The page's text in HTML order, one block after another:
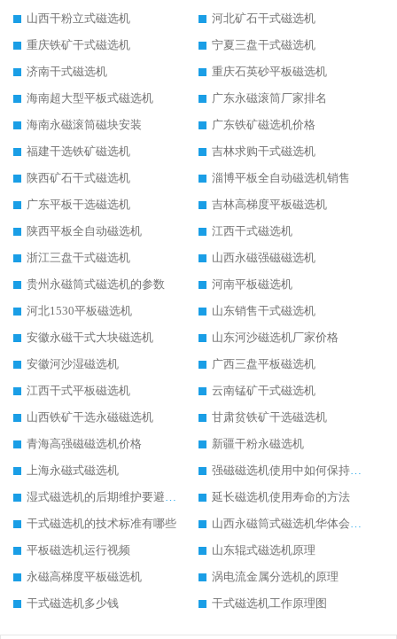
山西干粉立式磁选机
河北矿石干式磁选机
重庆铁矿干式磁选机
宁夏三盘干式磁选机
济南干式磁选机
重庆石英砂平板磁选机
海南超大型平板式磁选机
广东永磁滚筒厂家排名
海南永磁滚筒磁块安装
广东铁矿磁选机价格
福建干选铁矿磁选机
吉林求购干式磁选机
陕西矿石干式磁选机
淄博平板全自动磁选机销售
广东平板干选磁选机
吉林高梯度平板磁选机
陕西平板全自动磁选机
江西干式磁选机
浙江三盘干式磁选机
山西永磁强磁磁选机
贵州永磁筒式磁选机的参数
河南平板磁选机
河北1530平板磁选机
山东销售干式磁选机
安徽永磁干式大块磁选机
山东河沙磁选机厂家价格
安徽河沙湿磁选机
广西三盘平板磁选机
江西干式平板磁选机
云南锰矿干式磁选机
山西铁矿干选永磁磁选机
甘肃贫铁矿干选磁选机
青海高强磁磁选机价格
新疆干粉永磁选机
上海永磁式磁选机
强磁磁选机使用中如何保持其顺畅运行
湿式磁选机的后期维护要避开哪些坑
延长磁选机使用寿命的方法
干式磁选机的技术标准有哪些
山西永磁筒式磁选机华体会手机网页版-华体会(中国)
平板磁选机运行视频
山东辊式磁选机原理
永磁高梯度平板磁选机
涡电流金属分选机的原理
干式磁选机多少钱
干式磁选机工作原理图